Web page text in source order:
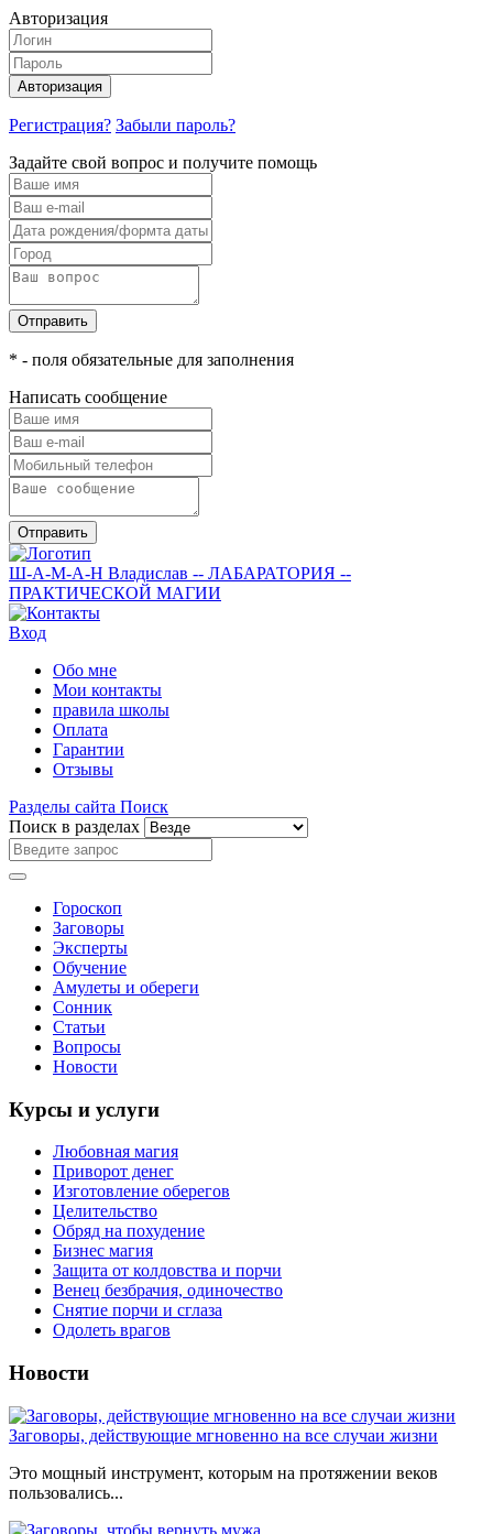
Авторизация
Авторизация
Регистрация? Забыли пароль?
Задайте свой вопрос и получите помощь
Отправить
* - поля обязательные для заполнения
Написать сообщение
Отправить
Ш-А-М-А-Н Владислав -- ЛАБАРАТОРИЯ --
ПРАКТИЧЕСКОЙ МАГИИ
Вход
Обо мне
Мои контакты
правила школы
Оплата
Гарантии
Отзывы
Разделы сайта Поиск
Поиск в разделах
Гороскоп
Заговоры
Эксперты
Обучение
Амулеты и обереги
Сонник
Статьи
Вопросы
Новости
Курсы и услуги
Любовная магия
Приворот денег
Изготовление оберегов
Целительство
Обряд на похудение
Бизнес магия
Защита от колдовства и порчи
Венец безбрачия, одиночество
Снятие порчи и сглаза
Одолеть врагов
Новости
Заговоры, действующие мгновенно на все случаи жизни
Это мощный инструмент, которым на протяжении веков
пользовались...